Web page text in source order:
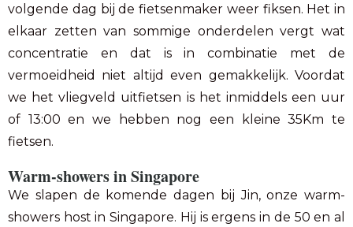
volgende dag bij de fietsenmaker weer fiksen. Het in
elkaar zetten van sommige onderdelen vergt wat
concentratie en dat is in combinatie met de
vermoeidheid niet altijd even gemakkelijk. Voordat
we het vliegveld uitfietsen is het inmiddels een uur
of 13:00 en we hebben nog een kleine 35Km te
fietsen.
Warm-showers in Singapore
We slapen de komende dagen bij Jin, onze warm-
showers host in Singapore. Hij is ergens in de 50 en al